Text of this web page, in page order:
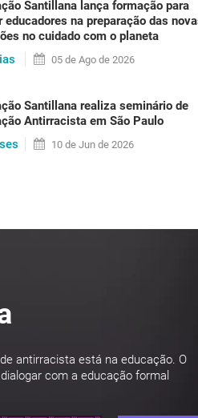
Santillana lança formação para
educadores na preparação das
no cuidado com o planeta
05 de Ago de 2026
Santillana realiza seminário de
Antirracista em São Paulo
10 de Jun de 2026
a sustentabilidade parecia ser um
sentimos hoje os efeitos na
antirracista está na educação. O
com a educação formal